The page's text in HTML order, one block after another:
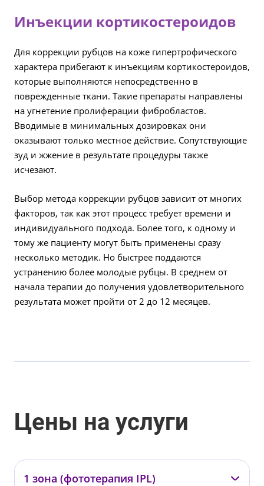
Инъекции кортикостероидов
Для коррекции рубцов на коже гипертрофического
характера прибегают к инъекциям кортикостероидов,
которые выполняются непосредственно в
поврежденные ткани. Такие препараты направлены
на угнетение пролиферации фибробластов.
Вводимые в минимальных дозировках они
оказывают только местное действие. Сопутствующие
зуд и жжение в результате процедуры также
исчезают.
Выбор метода коррекции рубцов зависит от многих
факторов, так как этот процесс требует времени и
индивидуального подхода. Более того, к одному и
тому же пациенту могут быть применены сразу
несколько методик. Но быстрее поддаются
устранению более молодые рубцы. В среднем от
начала терапии до получения удовлетворительного
результата может пройти от 2 до 12 месяцев.
Цены на услуги
1 зона (фототерапия IPL)